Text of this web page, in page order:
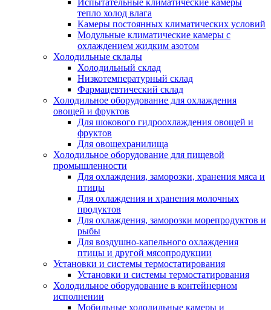
Испытательные климатические камеры
тепло холод влага
Камеры постоянных климатических условий
Модульные климатические камеры с
охлаждением жидким азотом
Холодильные склады
Холодильный склад
Низкотемпературный склад
Фармацевтический склад
Холодильное оборудование для охлаждения
овощей и фруктов
Для шокового гидроохлаждения овощей и
фруктов
Для овощехранилища
Холодильное оборудование для пищевой
промышленности
Для охлаждения, заморозки, хранения мяса и
птицы
Для охлаждения и хранения молочных
продуктов
Для охлаждения, заморозки морепродуктов и
рыбы
Для воздушно-капельного охлаждения
птицы и другой мясопродукции
Установки и системы термостатирования
Установки и системы термостатирования
Холодильное оборудование в контейнерном
исполнении
Мобильные холодильные камеры и